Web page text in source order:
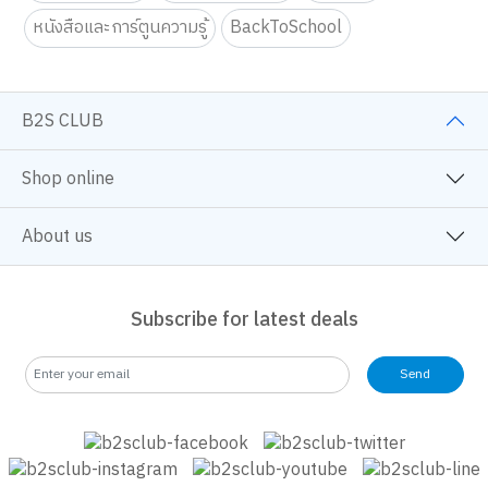
หนังสือจิตวิทยา
ครอบครัวและเด็ก
นิยายวาย
B2S CLUB
Shop online
About us
Subscribe for latest deals